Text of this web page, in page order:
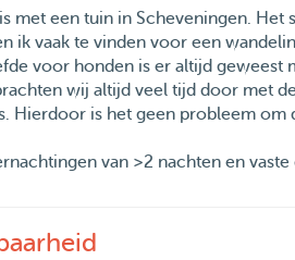
met een tuin in Scheveningen. Het
ik vaak te vinden voor een
voor honden is er altijd geweest
wij altijd veel tijd door met
Hierdoor is het geen probleem om
van >2 nachten en